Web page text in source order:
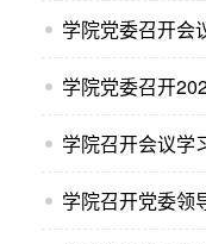
学院党委召开会
学院党委召开
学院召开会议学
学院召开党委领